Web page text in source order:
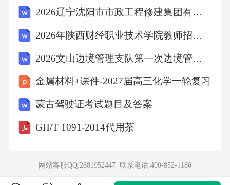
2026辽宁沈阳市市政工程修建集团有限公司招聘7人笔试模拟试题及答案详解
2026年陕西财经职业技术学院教师招聘（39人）笔试备考题库及答案详解
2026文山边境管理支队第一次边境管控专职辅警招聘（120人）考试备考题库及答案详解
金属材料+课件-2027届高三化学一轮复习
蒙古驾驶证考试题目及答案
GH/T 1091-2014代用茶
网站客服QQ:2881952447 联系电话:400-852-1180